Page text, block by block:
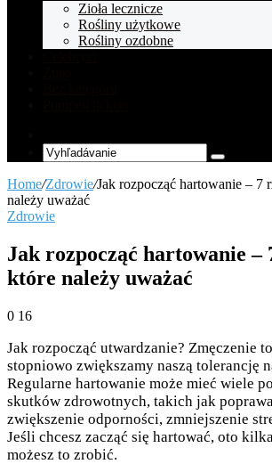
Zioła lecznicze
Rośliny użytkowe
Rośliny ozdobne
Article
Home/Zdrowie/Jak rozpocząć hartowanie – 7
należy uważać
Zdrowie
Jak rozpocząć hartowanie –
które należy uważać
0 16
Jak rozpocząć utwardzanie? Zmęczenie
stopniowo zwiększamy naszą tolerancję
Regularne hartowanie może mieć wiele
skutków zdrowotnych, takich jak
zwiększenie odporności, zmniejszenie
Jeśli chcesz zacząć się hartować, oto
możesz to zrobić.